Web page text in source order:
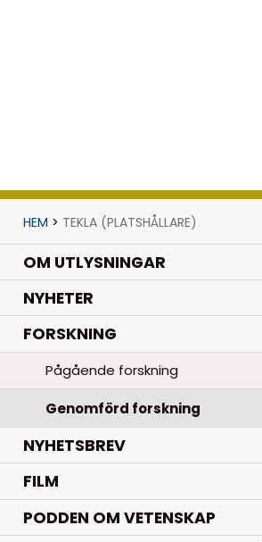
HEM > TEKLA (PLATSHÅLLARE)
OM UTLYSNINGAR
NYHETER.
FORSKNING.
Pågående forskning
Genomförd forskning
NYHETSBREV
FILM
PODDEN OM VETENSKAP